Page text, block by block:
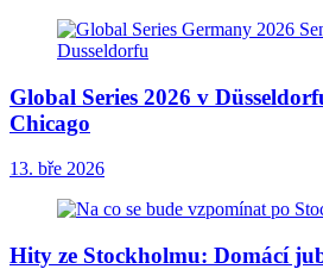
Global Series 2026 v
Chicago
13. bře 2026
Hity ze Stockholmu: Domácí